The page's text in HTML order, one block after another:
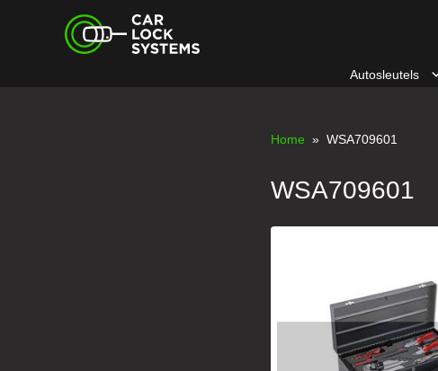
Car Lock Systems
Autosleutels
Home » WSA709601
WSA709601